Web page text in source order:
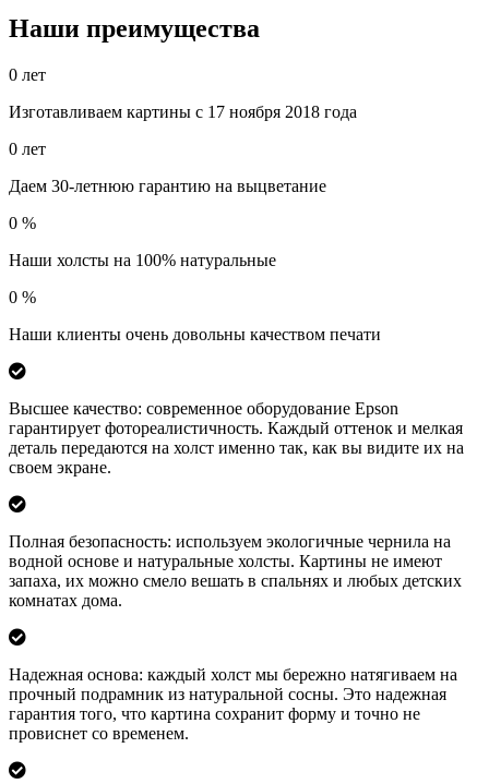
Наши преимущества
0 лет
Изготавливаем картины с 17 ноября 2018 года
0 лет
Даем 30-летнюю гарантию на выцветание
0 %
Наши холсты на 100% натуральные
0 %
Наши клиенты очень довольны качеством печати
Высшее качество: современное оборудование Epson
гарантирует фотореалистичность. Каждый оттенок и мелкая
деталь передаются на холст именно так, как вы видите их на
своем экране.
Полная безопасность: используем экологичные чернила на
водной основе и натуральные холсты. Картины не имеют
запаха, их можно смело вешать в спальнях и любых детских
комнатах дома.
Надежная основа: каждый холст мы бережно натягиваем на
прочный подрамник из натуральной сосны. Это надежная
гарантия того, что картина сохранит форму и точно не
провиснет со временем.